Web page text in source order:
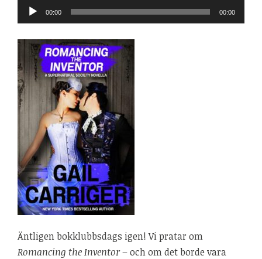
Ljudspelare
00:00 00:00
Äntligen bokklubbsdags igen! Vi pratar om
Romancing the Inventor– och om det borde vara